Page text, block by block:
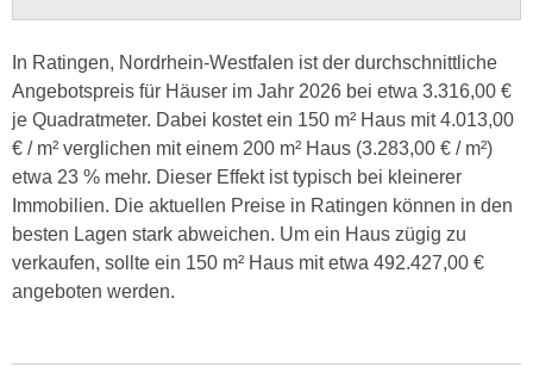
In Ratingen, Nordrhein-Westfalen ist der durchschnittliche
Angebotspreis für Häuser im Jahr 2026 bei etwa 3.316,00 €
je Quadratmeter. Dabei kostet ein 150 m² Haus mit 4.013,00
€ / m² verglichen mit einem 200 m² Haus (3.283,00 € / m²)
etwa 23 % mehr. Dieser Effekt ist typisch bei kleinerer
Immobilien. Die aktuellen Preise in Ratingen können in den
besten Lagen stark abweichen. Um ein Haus zügig zu
verkaufen, sollte ein 150 m² Haus mit etwa 492.427,00 €
angeboten werden.